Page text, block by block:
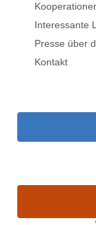
Interessante
Presse über
Kontakt